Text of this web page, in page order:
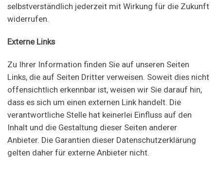
selbstverständlich jederzeit mit Wirkung für die Zukunft
widerrufen.
Externe Links
Zu Ihrer Information finden Sie auf unseren Seiten
Links, die auf Seiten Dritter verweisen. Soweit dies nicht
offensichtlich erkennbar ist, weisen wir Sie darauf hin,
dass es sich um einen externen Link handelt. Die
verantwortliche Stelle hat keinerlei Einfluss auf den
Inhalt und die Gestaltung dieser Seiten anderer
Anbieter. Die Garantien dieser Datenschutzerklärung
gelten daher für externe Anbieter nicht.